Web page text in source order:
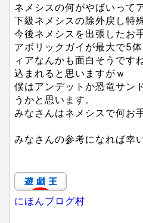
ネメシスの何がやばいって
下級ネメシスの除外戻し特
今後ネメシスを出張したお
アボリックガイが最大で5
ィアなんかも面白そうです
込まれると思いますがｗ
僕はアンデットか恐竜サン
うかと思います。
みなさんはネメシスで何お
みなさんの参考になれば幸
にほんブログ村